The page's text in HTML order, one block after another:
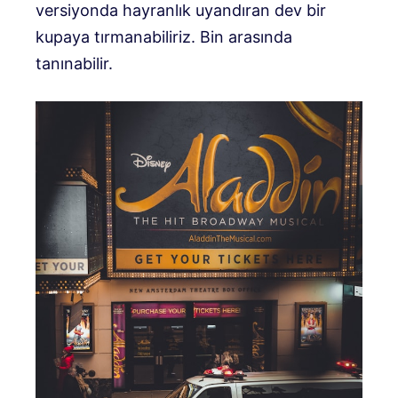
versiyonda hayranlık uyandıran dev bir
kupaya tırmanabiliriz. Bin arasında
tanınabilir.